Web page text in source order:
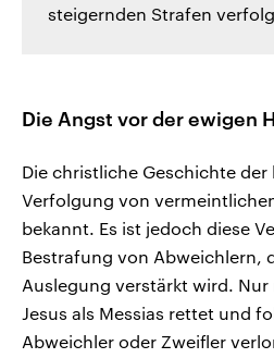
steigernden Strafen
Die Angst vor der ewigen
Die christliche Geschichte
Verfolgung von
bekannt. Es ist jedoch diese
Bestrafung von Abweichlern,
Auslegung verstärkt wird. Nur
Jesus als Messias rettet und
Abweichler oder Zweifler